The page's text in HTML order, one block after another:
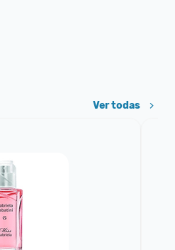
Ver todas